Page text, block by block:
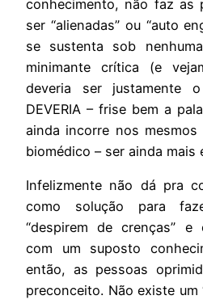
conhecimento, não faz as
ser “alienadas” ou “auto
se sustenta sob
minimante crítica (e
deveria ser justamente
DEVERIA – frise bem a
ainda incorre nos
biomédico – ser ainda mais
Infelizmente não dá pra
como solução para
“despirem de crenças” e
com um suposto
então, as pessoas
preconceito. Não existe um